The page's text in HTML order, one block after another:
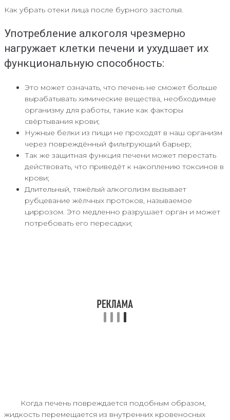
Как убрать отеки лица после бурного застолья.
Употребление алкоголя чрезмерно
нагружает клетки печени и ухудшает их
функциональную способность:
Это может означать, что печень не сможет больше
вырабатывать химические вещества, необходимые
организму для работы, такие как факторы
свёртывания крови;
Нужные белки из пищи не проходят в наш организм
через повреждённый фильтрующий барьер;
Так же защитная функция печени может перестать
действовать, что приведёт к накоплению токсинов в
крови;
Длительный, тяжёлый алкоголизм вызывает
рубцевание жёлчных протоков, называемое
циррозом. Это медленно разрушает орган и может
потребовать его пересадки;
Когда печень повреждается подобным образом,
жидкость перемещается из внутренних кровеносных